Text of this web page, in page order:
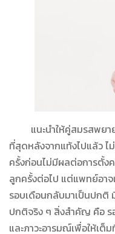
แนะนำให้คู่สมรสพยาย
ที่สุดหลังจากแท้งไปแล้ว ไม่
ครั้งก่อนไม่มีผลต่อการตั้ง
ลูกครั้งต่อไป แต่แพทย์อาจ
รอบเดือนกลับมาเป็นปกติ
ปกติจริง ๆ สิ่งสำคัญ คือ
และภาวะอารมณ์เพื่อให้เต็